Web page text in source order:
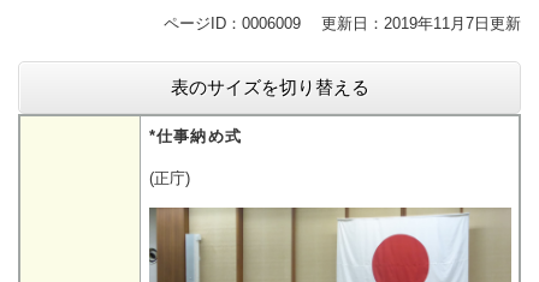
ページID：0006009 更新日：2019年11月7日更新
表のサイズを切り替える
*仕事納め式
(正庁)